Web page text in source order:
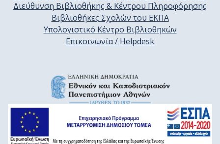
Διεύθυνση Βιβλιοθήκης & Κέντρου Πληροφόρησης
Βιβλιοθήκες Σχολών του ΕΚΠΑ
Υπολογιστικό Κέντρο Βιβλιοθηκών
Επικοινωνία / Helpdesk